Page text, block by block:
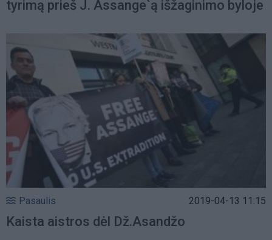
tyrimą prieš J. Assange`ą išžaginimo byloje
Pasaulis 2019-04-13 11:15
Kaista aistros dėl Dž.Asandžo